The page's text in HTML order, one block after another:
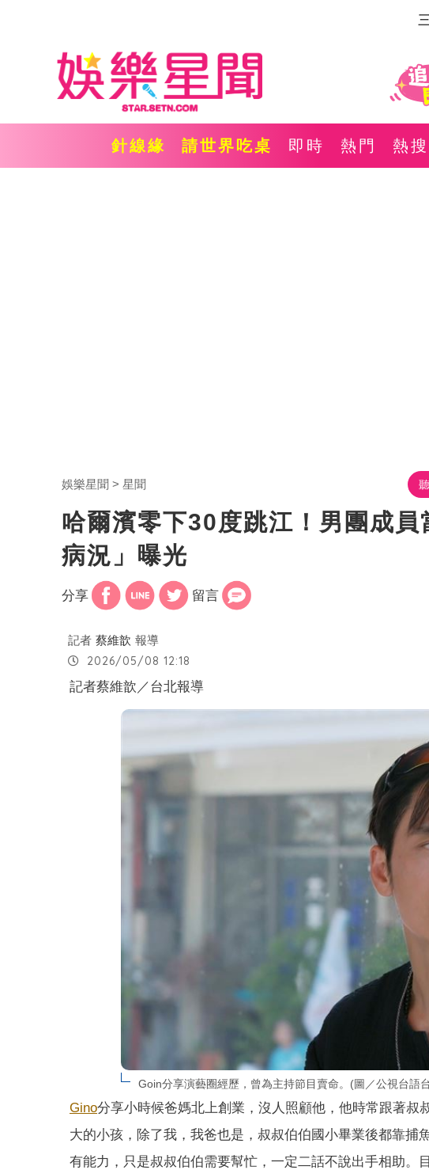
針線緣 請世界吃桌 即時 熱門 熱搜
娛樂星聞 星聞
哈爾濱零下30度跳江！男團成
病況」曝光
分享 留言
記者 蔡維歆 報導
2026/05/08 12:18
記者蔡維歆／台北報導
Goin分享演藝圈經歷，曾為主持節目賣命。(圖／公視台語
Gino分享小時候爸媽北上創業，沒人照顧他，他時常跟著
大的小孩，除了我，我爸也是，叔叔伯伯國小畢業後都靠
有能力，只是叔叔伯伯需要幫忙，一定二話不說出手相助